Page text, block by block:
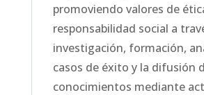
promoviendo valores de
responsabilidad social a
investigación, formación,
casos de éxito y la difusión
conocimientos mediante